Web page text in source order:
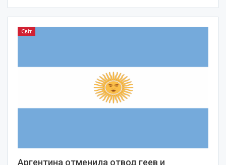
Світ
Аргентина отменила отвод геев и